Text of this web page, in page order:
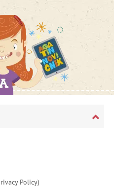
Policy)